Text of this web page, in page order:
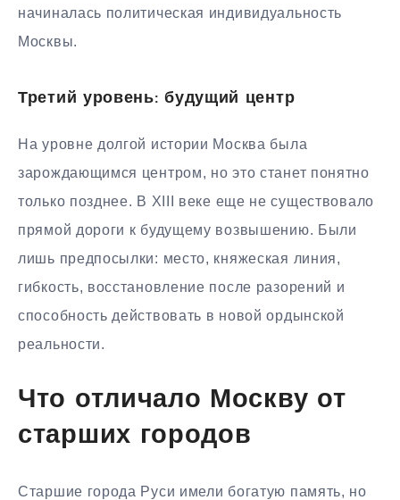
начиналась политическая индивидуальность
Москвы.
Третий уровень: будущий центр
На уровне долгой истории Москва была
зарождающимся центром, но это станет понятно
только позднее. В XIII веке еще не существовало
прямой дороги к будущему возвышению. Были
лишь предпосылки: место, княжеская линия,
гибкость, восстановление после разорений и
способность действовать в новой ордынской
реальности.
Что отличало Москву от
старших городов
Старшие города Руси имели богатую память, но